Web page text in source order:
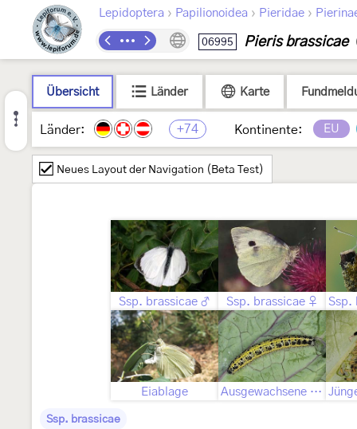
Lepidoptera › Papilionoidea › Pieridae ›
06995 Pieris brassicae
Übersicht Länder Karte
Länder: +74 Kontinente: EU
Neues Layout der Navigation (Beta Test)
Ssp. brassicae ♂ Ssp. brassicae ♀
Eiablage Ausgewachsene Raupe
Ssp. brassicae